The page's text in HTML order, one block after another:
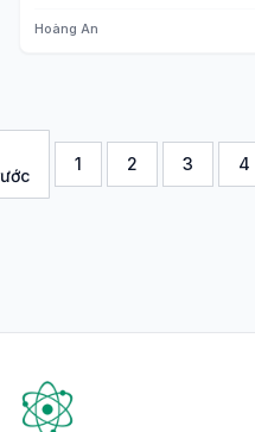
Hoàng An
1 2 3 4